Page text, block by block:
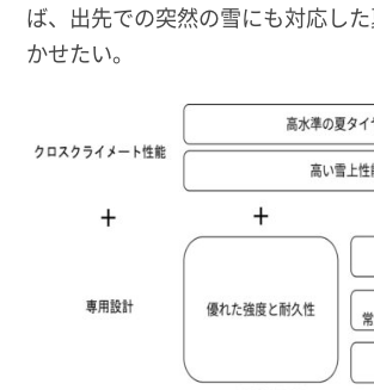
ば、出先での突然の雪にも対応し
かせたい。